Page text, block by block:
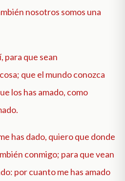
nosotros somos una
para que sean
que el mundo conozca
los has amado, como
has dado, quiero que donde
conmigo; para que vean
por cuanto me has amado